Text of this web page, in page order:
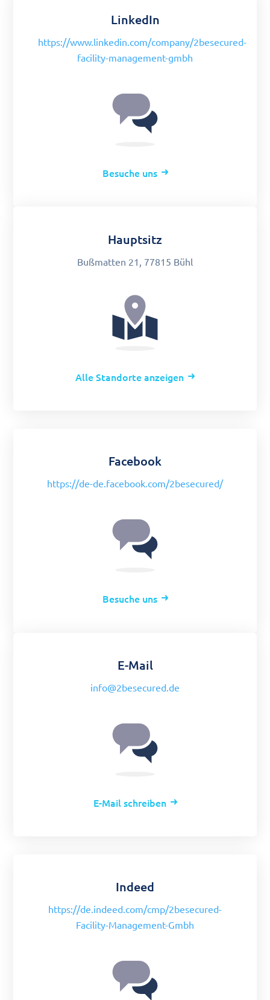
LinkedIn
https://www.linkedin.com/company/2besecured-
facility-management-gmbh
Besuche uns
Hauptsitz
Bußmatten 21, 77815 Bühl
Alle Standorte anzeigen
Facebook
https://de-de.facebook.com/2besecured/
Besuche uns
E-Mail
info@2besecured.de
E-Mail schreiben
Indeed
https://de.indeed.com/cmp/2besecured-
Facility-Management-Gmbh